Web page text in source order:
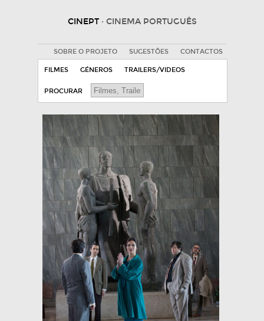
CINEPT · CINEMA PORTUGUÊS
SOBRE O PROJETO SUGESTÕES CONTACTOS
FILMES GÉNEROS TRAILERS/VIDEOS
PROCURAR